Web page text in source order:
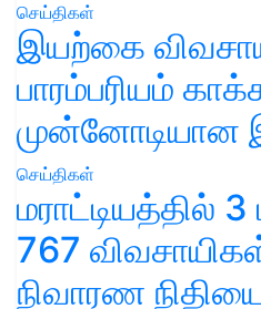
செய்திகள்
இயற்கை
பாரம்பரியம்
செய்திகள்
மராட்டியத்தில்
767
நிவாரண